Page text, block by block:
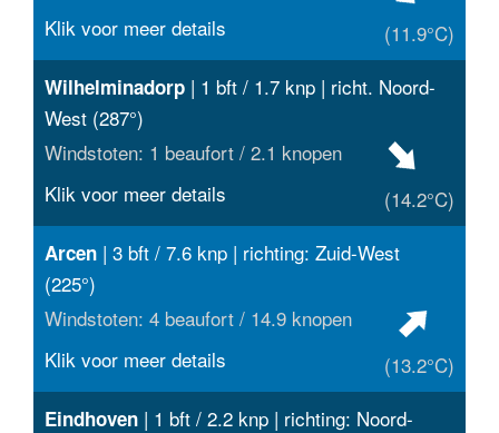
(11.9°C)
Klik voor meer details
Wilhelminadorp | 1 bft / 1.7 knp | richt. Noord-
West (287°)
Windstoten: 1 beaufort / 2.1 knopen
(14.2°C)
Klik voor meer details
Arcen | 3 bft / 7.6 knp | richting: Zuid-West
(225°)
Windstoten: 4 beaufort / 14.9 knopen
(13.2°C)
Klik voor meer details
Eindhoven | 1 bft / 2.2 knp | richting: Noord-